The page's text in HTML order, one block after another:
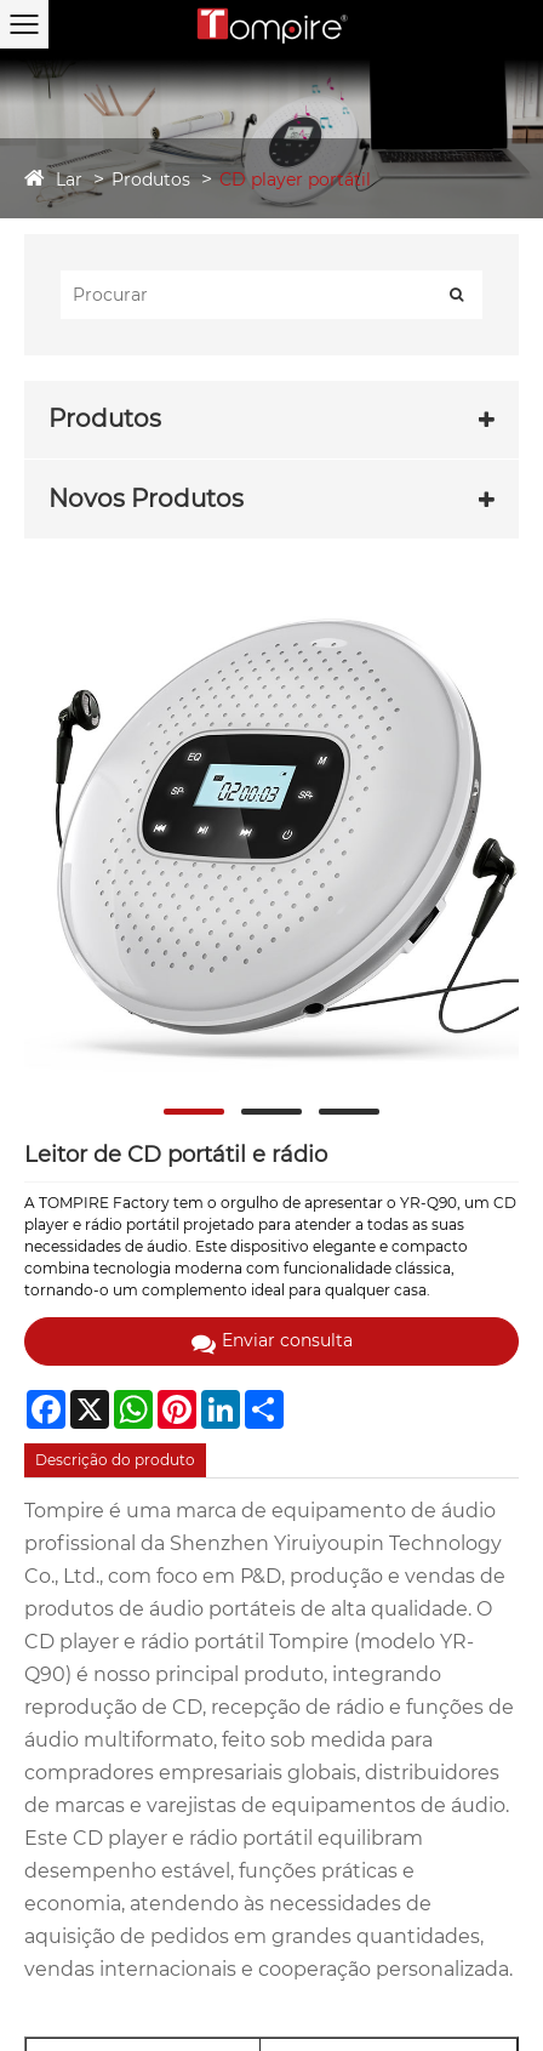
Lar Produtos CD player portátil
Produtos
Novos Produtos
Leitor de CD portátil e rádio
A TOMPIRE Factory tem o orgulho de apresentar o YR-Q90, um CD
player e rádio portátil projetado para atender a todas as suas
necessidades de áudio. Este dispositivo elegante e compacto
combina tecnologia moderna com funcionalidade clássica,
tornando-o um complemento ideal para qualquer casa.
Enviar consulta
Facebook
X WhatsAppPinterestLinkedIn
Descrição do produto
Tompire é uma marca de equipamento de áudio
profissional da Shenzhen Yiruiyoupin Technology
Co., Ltd., com foco em P&D, produção e vendas de
produtos de áudio portáteis de alta qualidade. O
CD player e rádio portátil Tompire (modelo YR-
Q90) é nosso principal produto, integrando
reprodução de CD, recepção de rádio e funções de
áudio multiformato, feito sob medida para
compradores empresariais globais, distribuidores
de marcas e varejistas de equipamentos de áudio.
Este CD player e rádio portátil equilibram
desempenho estável, funções práticas e
economia, atendendo às necessidades de
aquisição de pedidos em grandes quantidades,
vendas internacionais e cooperação personalizada.